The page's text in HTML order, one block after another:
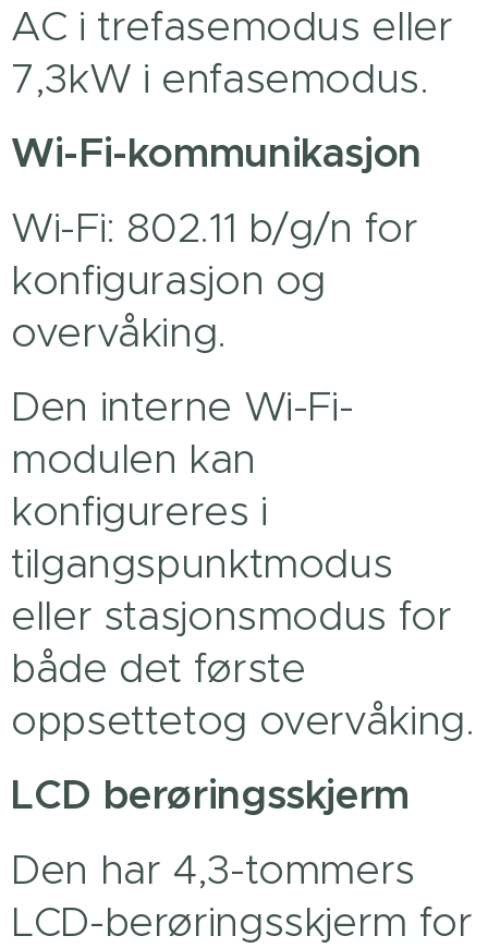
AC i trefasemodus eller
7,3kW i enfasemodus.
Wi-Fi-kommunikasjon
Wi-Fi: 802.11 b/g/n for
konfigurasjon og
overvåking.
Den interne Wi-Fi-
modulen kan
konfigureres i
tilgangspunktmodus
eller stasjonsmodus for
både det første
oppsettetog overvåking.
LCD berøringsskjerm
Den har 4,3-tommers
LCD-berøringsskjerm for